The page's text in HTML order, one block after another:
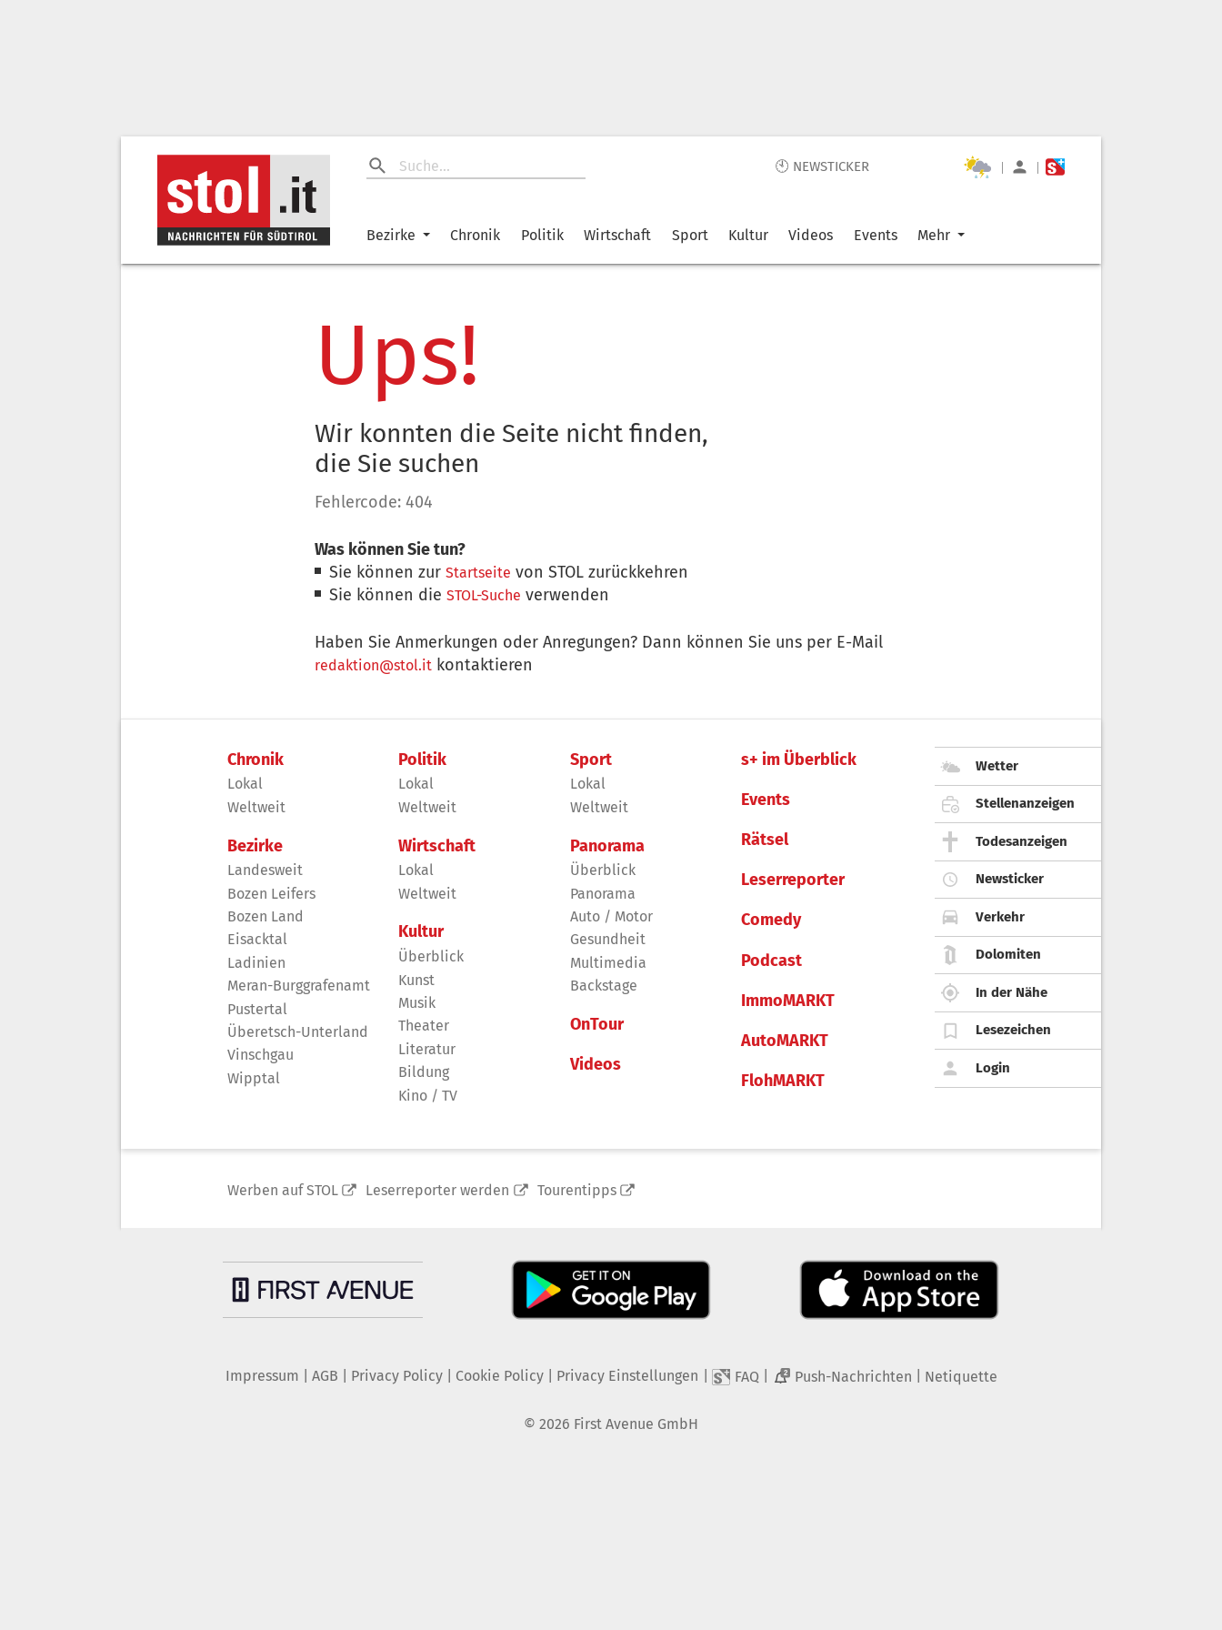
🕙 NEWSTICKER | |
Bezirke Chronik Politik Wirtschaft Sport Kultur Videos Events Mehr
Ups!
Wir konnten die Seite nicht finden,
die Sie suchen
Fehlercode: 404
Was können Sie tun?
Sie können zurStartseite von STOL zurückkehren
Sie können dieSTOL-Suche verwenden
Haben Sie Anmerkungen oder Anregungen? Dann können Sie uns per E-Mail
redaktion@stol.it kontaktieren
Chronik
Lokal
Weltweit
Bezirke
Landesweit
Bozen Leifers
Bozen Land
Eisacktal
Ladinien
Meran-Burggrafenamt
Pustertal
Überetsch-Unterland
Vinschgau
Wipptal
Politik
Lokal
Weltweit
Wirtschaft
Lokal
Weltweit
Kultur
Überblick
Kunst
Musik
Theater
Literatur
Bildung
Kino / TV
Sport
Lokal
Weltweit
Panorama
Überblick
Panorama
Auto / Motor
Gesundheit
Multimedia
Backstage
OnTour
Videos
s+ im Überblick
Events
Rätsel
Leserreporter
Comedy
Podcast
ImmoMARKT
AutoMARKT
FlohMARKT
Wetter
Stellenanzeigen
Todesanzeigen
Newsticker
Verkehr
Dolomiten
In der Nähe
Lesezeichen
Login
Werben auf STOL Leserreporter werden Tourentipps
Impressum AGB Privacy Policy| Cookie Policy| Privacy Einstellungen FAQ 2 Push-Nachrichten Netiquette
© 2026 First Avenue GmbH